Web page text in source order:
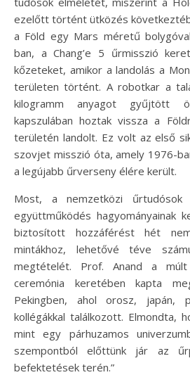
ezelőtt történt ütközés
a Föld egy Mars méretű
ban, a Chang’e 5 űrmisszió
kőzeteket, amikor a landolás a
területen történt. A robotkar a
kilogramm anyagot gyűjtött
kapszulában hoztak vissza a
területén landolt. Ez volt az első
szovjet misszió óta, amely 1976-
a legújabb űrverseny élére került.
Most, a nemzetközi
együttműködés hagyományainak
biztosított hozzáférést hét
mintákhoz, lehetővé téve
megtételét. Prof. Anand a
ceremónia keretében kapta
Pekingben, ahol orosz, japán,
kollégákkal találkozott. Elmondta,
mint egy párhuzamos
szempontból előttünk jár az
befektetések terén.”